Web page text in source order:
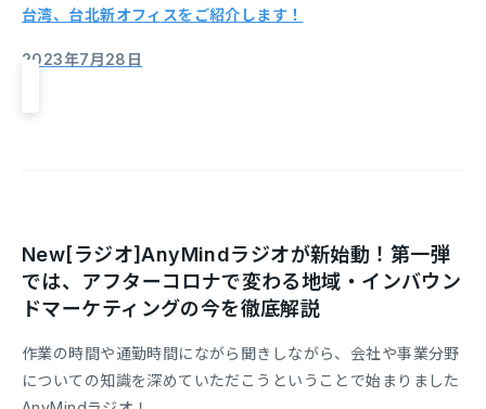
台湾、台北新オフィスをご紹介します！
2023年7月28日
New[ラジオ]AnyMindラジオが新始動！第一弾
では、アフターコロナで変わる地域・インバウン
ドマーケティングの今を徹底解説
作業の時間や通勤時間にながら聞きしながら、会社や事業分野
についての知識を深めていただこうということで始まりました